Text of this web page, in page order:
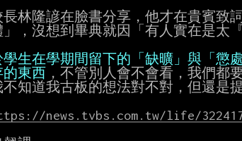
林隆諺在臉書分享，他才在貴賓致
，沒想到畢典就因「有人實在是太
的東西 ，不管別人會不會看，我們都
知道我古板的想法對不對，但還是
news.tvbs.com.tw/life/